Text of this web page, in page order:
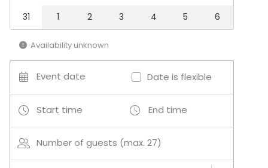
Sauna
Villa / Mansion
Cabin / Cottage
Private residence
Beach venue
31
1 2 3 4 5 6
Availability unknown
Event date Date is flexible
Start time End time
Number of guests (max. 27)